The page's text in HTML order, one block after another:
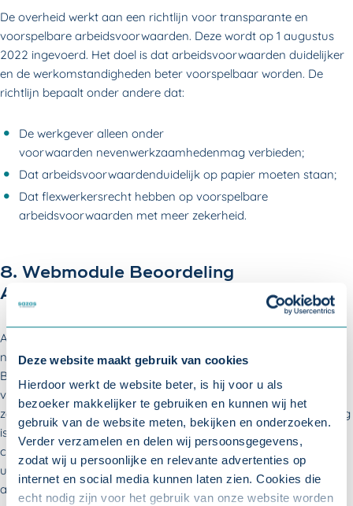
Deze website maakt gebruik van cookies
Hierdoor werkt de website beter, is hij voor u als
bezoeker makkelijker te gebruiken en kunnen wij het
gebruik van de website meten, bekijken en onderzoeken.
Verder verzamelen en delen wij persoonsgegevens,
zodat wij u persoonlijke en relevante advertenties op
internet en social media kunnen laten zien. Cookies die
echt nodig zijn voor het gebruik van onze website worden
De overheid werkt aan een richtlijn voor transparante en
voorspelbare arbeidsvoorwaarden. Deze wordt op 1 augustus
2022 ingevoerd. Het doel is dat arbeidsvoorwaarden duidelijker
en de werkomstandigheden beter voorspelbaar worden. De
richtlijn bepaalt onder andere dat:
De werkgever alleen onder
voorwaarden nevenwerkzaamhedenmag verbieden;
Dat arbeidsvoorwaardenduidelijk op papier moeten staan;
Dat flexwerkersrecht hebben op voorspelbare
arbeidsvoorwaarden met meer zekerheid.
8. Webmodule Beoordeling
Arbeidsrelatie
Als werkgever hoeft u, bij de inhuur van zelfstandigen, dit jaar
nog niet verplicht gebruik te maken van de webmodule
Beoordeling Arbeidsrelatie. De webmodule is een online
vragenlijst waarmee u kunt vaststellen of er bij inhuur van een
zelfstandige sprake is van een dienstbetrekking of niet. Voorlopig
is de webmodule alleen bedoeld om voorlichting te geven. Ook
controleert de Belastingdienst beperkt. Er worden alleen boetes
uitgedeeld als opzettelijk fouten worden gemaakt of wanneer
aanwijzingen van de controleurs niet worden uitgevoerd.